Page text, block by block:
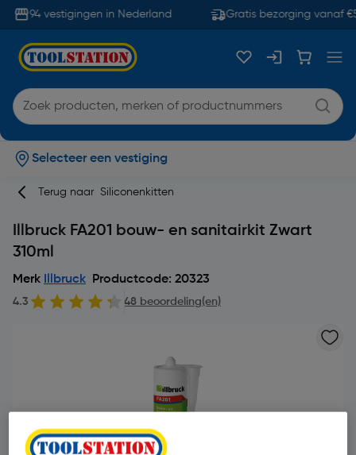
94 vestigingen in Nederland Gratis bezorging vanaf
Selecteer een vestiging
Terug naar Siliconenkitten
Illbruck FA201 bouw- en sanitairkit Zwart
310ml
Merk Illbruck Productcode: 20323
4.3 48 beoordeling(en)